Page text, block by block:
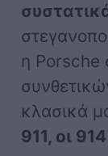
η Porsche
κλασικά
911, οι